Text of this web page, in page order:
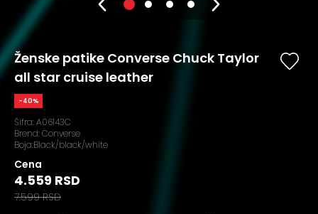
Ženske patike Converse Chuck Taylor
all star cruise leather
-40%
Šifra:A06143C
Brend:Converse
Boja:Black/black/white
Cena
4.559 RSD
7.599 RSD